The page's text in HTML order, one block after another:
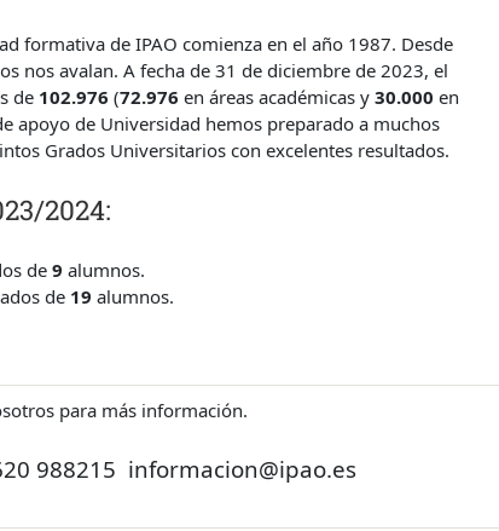
formativa de IPAO comienza en el año 1987. Desde
nos avalan. A fecha de 31 de diciembre de 2023, el
de 102.976(72.976 en áreas académicas y30.000 en
apoyo de Universidad hemos preparado a muchos
Grados Universitarios con excelentes resultados.
2024:
de9 alumnos.
de 19 alumnos.
para más información.
988215 informacion@ipao.es